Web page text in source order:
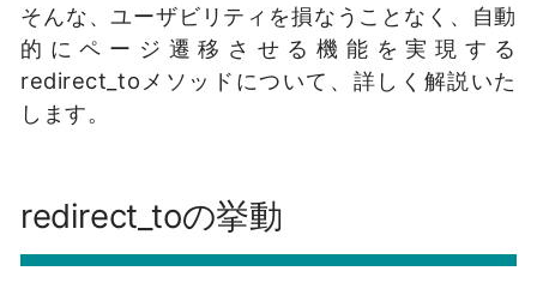
そんな、ユーザビリティを損なうことなく、自動
的にページ遷移させる機能を実現する
redirect_toメソッドについて、詳しく解説いた
します。
redirect_toの挙動